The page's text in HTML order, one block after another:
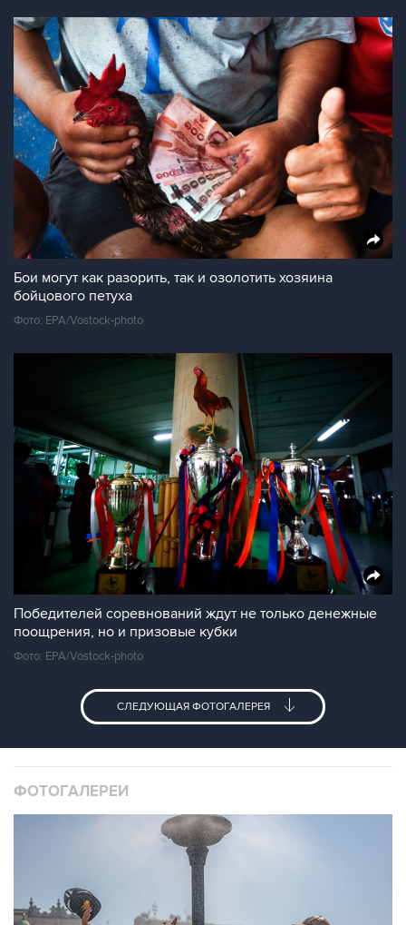
Бои могут как разорить, так и озолотить хозяина
бойцового петуха
Фото: EPA/Vostock-photo
Победителей соревнований ждут не только денежные
поощрения, но и призовые кубки
Фото: EPA/Vostock-photo
СЛЕДУЮЩАЯ ФОТОГАЛЕРЕЯ
ФОТОГАЛЕРЕИ